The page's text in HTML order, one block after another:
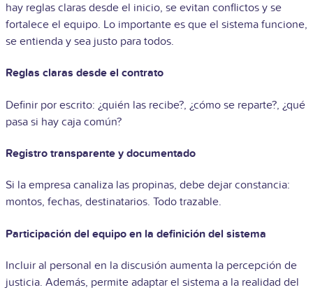
hay reglas claras desde el inicio, se evitan conflictos y se
fortalece el equipo. Lo importante es que el sistema funcione,
se entienda y sea justo para todos.
Reglas claras desde el contrato
Definir por escrito: ¿quién las recibe?, ¿cómo se reparte?, ¿qué
pasa si hay caja común?
Registro transparente y documentado
Si la empresa canaliza las propinas, debe dejar constancia:
montos, fechas, destinatarios. Todo trazable.
Participación del equipo en la definición del sistema
Incluir al personal en la discusión aumenta la percepción de
justicia. Además, permite adaptar el sistema a la realidad del